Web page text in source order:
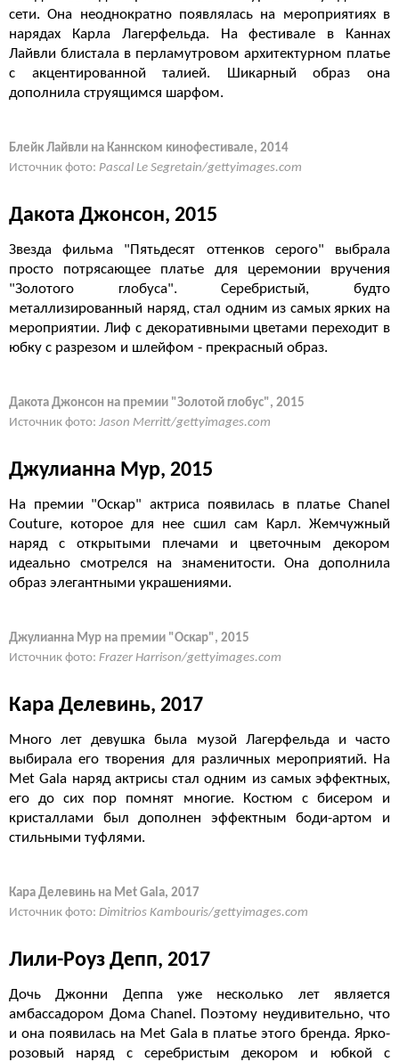
сети. Она неоднократно появлялась на мероприятиях в
нарядах Карла Лагерфельда. На фестивале в Каннах
Лайвли блистала в перламутровом архитектурном платье
с акцентированной талией. Шикарный образ она
дополнила струящимся шарфом.
Блейк Лайвли на Каннском кинофестивале, 2014
Источник фото: Pascal Le Segretain/gettyimages.com
Дакота Джонсон, 2015
Звезда фильма "Пятьдесят оттенков серого" выбрала
просто потрясающее платье для церемонии вручения
"Золотого глобуса". Серебристый, будто
металлизированный наряд, стал одним из самых ярких на
мероприятии. Лиф с декоративными цветами переходит в
юбку с разрезом и шлейфом - прекрасный образ.
Дакота Джонсон на премии "Золотой глобус", 2015
Источник фото: Jason Merritt/gettyimages.com
Джулианна Мур, 2015
На премии "Оскар" актриса появилась в платье Chanel
Couture, которое для нее сшил сам Карл. Жемчужный
наряд с открытыми плечами и цветочным декором
идеально смотрелся на знаменитости. Она дополнила
образ элегантными украшениями.
Джулианна Мур на премии "Оскар", 2015
Источник фото: Frazer Harrison/gettyimages.com
Кара Делевинь, 2017
Много лет девушка была музой Лагерфельда и часто
выбирала его творения для различных мероприятий. На
Met Gala наряд актрисы стал одним из самых эффектных,
его до сих пор помнят многие. Костюм с бисером и
кристаллами был дополнен эффектным боди-артом и
стильными туфлями.
Кара Делевинь на Met Gala, 2017
Источник фото: Dimitrios Kambouris/gettyimages.com
Лили-Роуз Депп, 2017
Дочь Джонни Деппа уже несколько лет является
амбассадором Дома Chanel. Поэтому неудивительно, что
и она появилась на Met Gala в платье этого бренда. Ярко-
розовый наряд с серебристым декором и юбкой с